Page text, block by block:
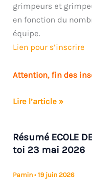
grimpeurs et
en fonction du
équipe.
Lien pour s’inscrire
Attention, fin des
1er
créneaux
samedi
Lire l’article »
Résumé ECOLE
toi 23 mai 2026
Pamin•19 juin 2026